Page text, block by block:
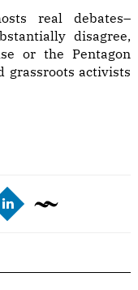
real debates–
disagree,
or the Pentagon
grassroots activists